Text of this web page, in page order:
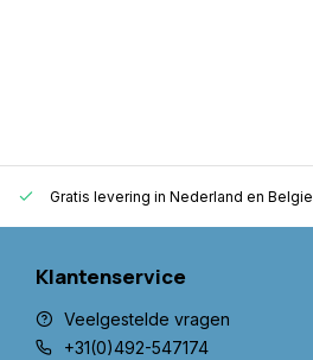
Gratis levering in Nederland en Belgie
Klantenservice
Veelgestelde vragen
+31(0)492-547174